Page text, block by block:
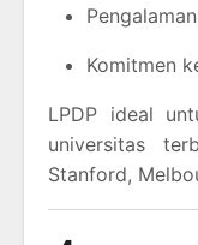
Komitmen
LPDP ideal
universitas
Stanford,